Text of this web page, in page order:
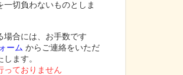
一切負わないものとしま
場合には、お手数です
ーム からご連絡をいただ
ます。
ておりません